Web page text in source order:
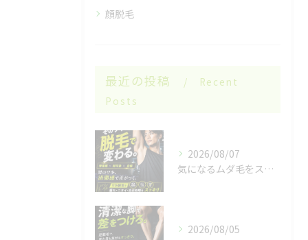
顔脱毛
最近の投稿
Recent
Posts
2026/08/07
気になるムダ毛をスッキリ🌿
2026/08/05